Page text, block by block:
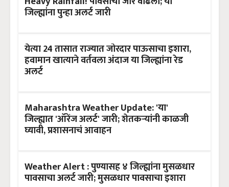
जिल्ह्यांना पुन्हा अलर्ट जारी
येत्या 24 तासात राज्यात जोरदार पाऊसाचा इशारा,
हवामान खात्याने वर्तवला अंदाज या जिल्ह्यांना रेड
अलर्ट
Maharashtra Weather Update: 'या'
जिल्ह्यात 'ऑरेंज अलर्ट' जारी; शेतकऱ्यांनी काळजी
घ्यावी, प्रशासनाचं आवाहन
Weather Alert : पुण्यासह ४ जिल्ह्यांना मुसळधार
पावसाचा अलर्ट जारी; मुसळधार पावसाचा इशारा